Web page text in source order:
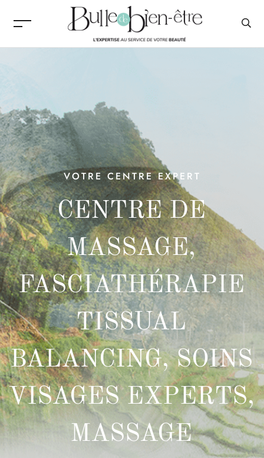
VOTRE CENTRE EXPERT
CENTRE DE
MASSAGE,
FASCIATHÉRAPIE
TISSUAL
BALANCING, SOINS
VISAGES EXPERTS,
MASSAGE